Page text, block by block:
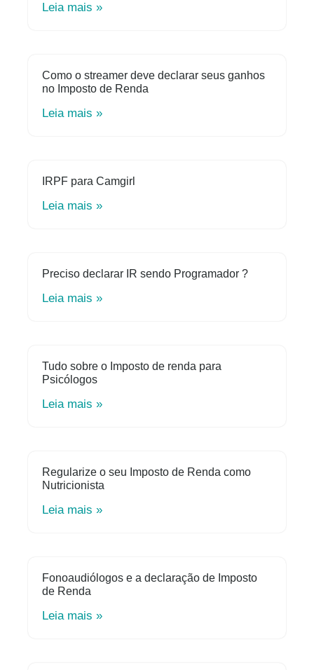
Leia mais »
Como o streamer deve declarar seus ganhos
no Imposto de Renda
Leia mais »
IRPF para Camgirl
Leia mais »
Preciso declarar IR sendo Programador ?
Leia mais »
Tudo sobre o Imposto de renda para
Psicólogos
Leia mais »
Regularize o seu Imposto de Renda como
Nutricionista
Leia mais »
Fonoaudiólogos e a declaração de Imposto
de Renda
Leia mais »